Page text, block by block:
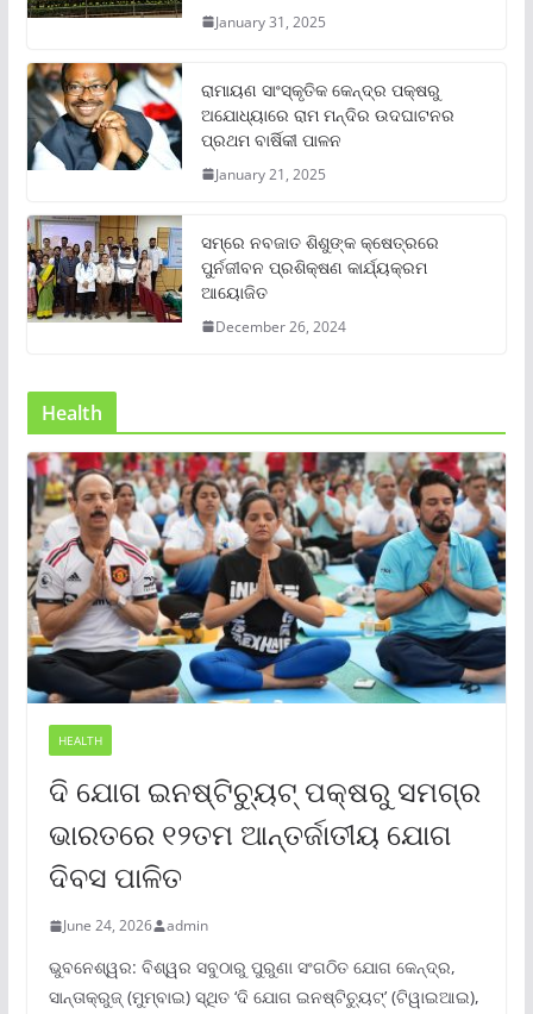
January 31, 2025
ରାମାୟଣ ସାଂସ୍କୃତିକ କେନ୍ଦ୍ର ପକ୍ଷରୁ
ଅଯୋଧ୍ୟାରେ ରାମ ମନ୍ଦିର ଉଦଘାଟନର
ପ୍ରଥମ ବାର୍ଷିକୀ ପାଳନ
January 21, 2025
ସମ୍‌ରେ ନବଜାତ ଶିଶୁଙ୍କ କ୍ଷେତ୍ରରେ
ପୁର୍ନଜୀବନ ପ୍ରଶିକ୍ଷଣ କାର୍ଯ୍ୟକ୍ରମ
ଆୟୋଜିତ
December 26, 2024
Health
HEALTH
ଦି ଯୋଗ ଇନଷ୍ଟିଚ୍ୟୁଟ୍ ପକ୍ଷରୁ ସମଗ୍ର
ଭାରତରେ ୧୨ତମ ଆନ୍ତର୍ଜାତୀୟ ଯୋଗ
ଦିବସ ପାଳିତ
June 24, 2026 admin
ଭୁବନେଶ୍ୱର: ବିଶ୍ୱର ସବୁଠାରୁ ପୁରୁଣା ସଂଗଠିତ ଯୋଗ କେନ୍ଦ୍ର,
ସାନ୍ତାକ୍ରୁଜ୍ (ମୁମ୍ବାଇ) ସ୍ଥିତ ‘ଦି ଯୋଗ ଇନଷ୍ଟିଚ୍ୟୁଟ୍‌’ (ଟିୱାଇଆଇ),